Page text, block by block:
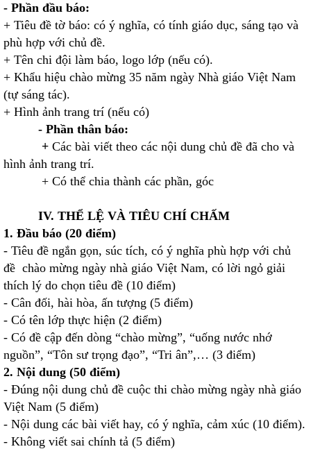
- Phần đầu báo:
+ Tiêu đề tờ báo: có ý nghĩa, có tính giáo dục, sáng tạo và
phù hợp với chủ đề.
+ Tên chi đội làm báo, logo lớp (nếu có).
+ Khẩu hiệu chào mừng 35 năm ngày Nhà giáo Việt Nam
(tự sáng tác).
+ Hình ảnh trang trí (nếu có)
- Phần thân báo:
+ Các bài viết theo các nội dung chủ đề đã cho và
hình ảnh trang trí.
+ Có thể chia thành các phần, góc
IV. THỂ LỆ VÀ TIÊU CHÍ CHẤM
1. Đầu báo (20 điểm)
- Tiêu đề ngắn gọn, súc tích, có ý nghĩa phù hợp với chủ
đề chào mừng ngày nhà giáo Việt Nam, có lời ngỏ giải
thích lý do chọn tiêu đề (10 điểm)
- Cân đối, hài hòa, ấn tượng (5 điểm)
- Có tên lớp thực hiện (2 điểm)
- Có đề cập đến dòng “chào mừng”, “uống nước nhớ
nguồn”, “Tôn sư trọng đạo”, “Tri ân”,… (3 điểm)
2. Nội dung (50 điểm)
- Đúng nội dung chủ đề cuộc thi chào mừng ngày nhà giáo
Việt Nam (5 điểm)
- Nội dung các bài viết hay, có ý nghĩa, cảm xúc (10 điểm).
- Không viết sai chính tả (5 điểm)